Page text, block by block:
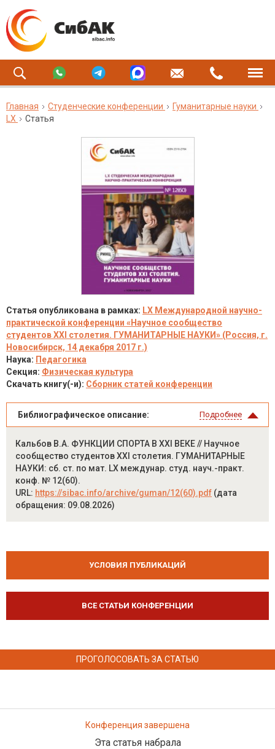
Главная Студенческие конференции
Гуманитарные науки
LX
Статья
Статья опубликована в рамках: LX Международной научно-
практической конференции «Научное сообщество
студентов XXI столетия. ГУМАНИТАРНЫЕ НАУКИ» (Россия, г.
Новосибирск, 14 декабря 2017 г.)
Наука: Педагогика
Секция: Физическая культура
Скачать книгу(-и): Сборник статей конференции
Библиографическое описание: Подробнее
Кальбов В.А. ФУНКЦИИ СПОРТА В ХХI ВЕКЕ // Научное
сообщество студентов XXI столетия. ГУМАНИТАРНЫЕ
НАУКИ: сб. ст. по мат. LX междунар. студ. науч.-практ.
конф. № 12(60).
URL: https://sibac.info/archive/guman/12(60).pdf (дата
обращения: 09.08.2026)
УСЛОВИЯ ПУБЛИКАЦИЙ
ВСЕ СТАТЬИ КОНФЕРЕНЦИИ
ПРОГОЛОСОВАТЬ ЗА СТАТЬЮ
Конференция завершена
Эта статья набрала